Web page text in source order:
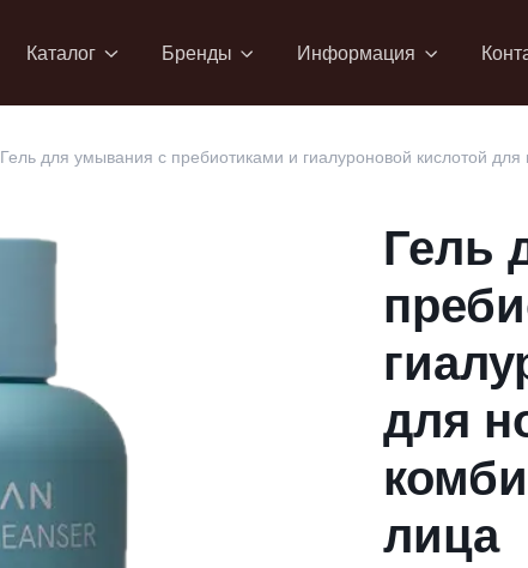
Каталог Бренды Информация
Гель для умывания с пребиотиками и гиалуроновой кислотой
Гель
для
лица